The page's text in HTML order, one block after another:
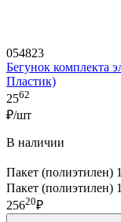
054823
Бегунок комплекта
Пластик)
2562
₽/шт
В наличии
Пакет
Пакет (полиэтилен)
25620₽